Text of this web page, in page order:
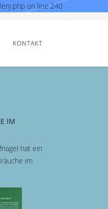
on line 240
KONTAKT
IM
hat ein
im